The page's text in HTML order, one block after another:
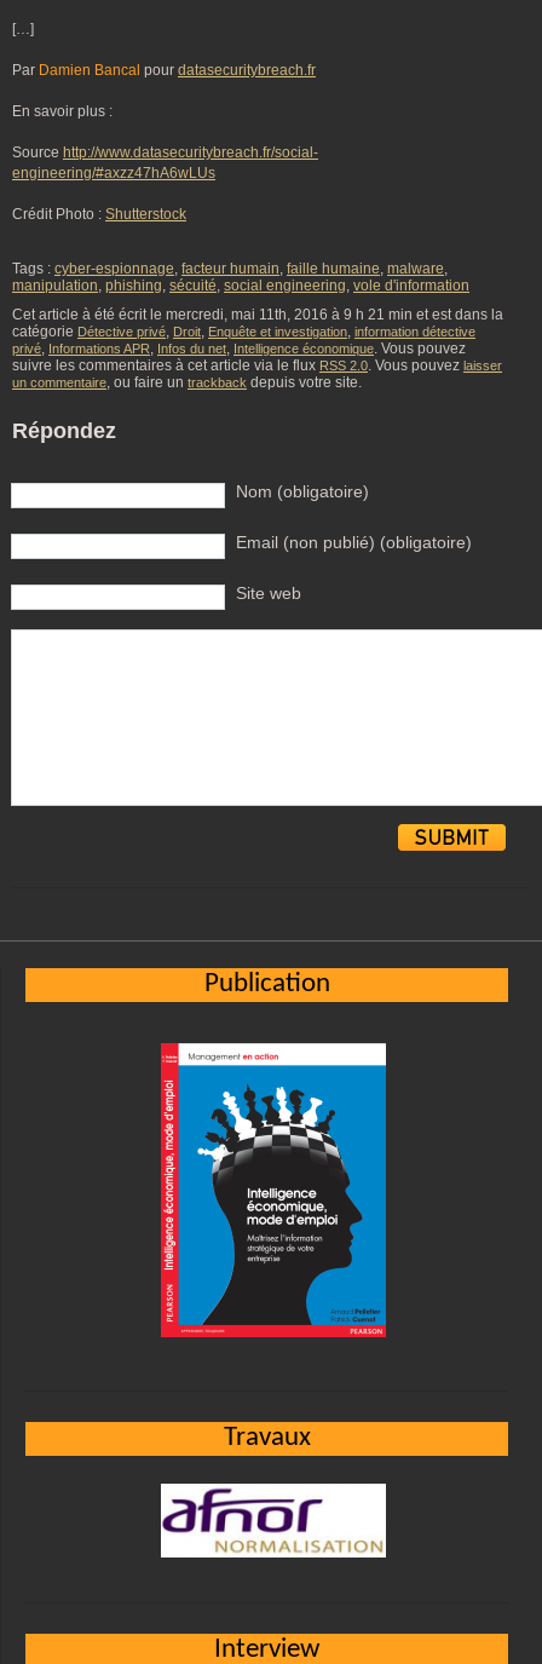
[…]
Par Damien Bancal pour datasecuritybreach.fr
En savoir plus :
Source http://www.datasecuritybreach.fr/social-
engineering/#axzz47hA6wLUs
Crédit Photo : Shutterstock
Tags : cyber-espionnage, facteur humain, faille humaine, malware,
manipulation, phishing, sécuité, social engineering, vole d'information
Cet article à été écrit le mercredi, mai 11th, 2016 à 9 h 21 min et est dans la
catégorie Détective privé, Droit, Enquête et investigation, information détective
privé, Informations APR, Infos du net, Intelligence économique. Vous pouvez
suivre les commentaires à cet article via le flux RSS 2.0. Vous pouvez laisser
un commentaire, ou faire un trackback depuis votre site.
Répondez
Nom (obligatoire)
Email (non publié) (obligatoire)
Site web
Publication
Travaux
Interview